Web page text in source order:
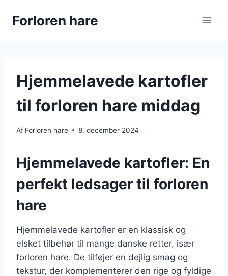
Forloren hare
Hjemmelavede kartofler
til forloren hare middag
Af Forloren hare 8. december 2024
Hjemmelavede kartofler: En
perfekt ledsager til forloren
hare
Hjemmelavede kartofler er en klassisk og
elsket tilbehør til mange danske retter, især
forloren hare. De tilføjer en dejlig smag og
tekstur, der komplementerer den rige og fyldige